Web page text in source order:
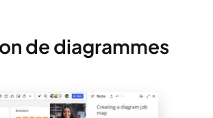
de diagrammes